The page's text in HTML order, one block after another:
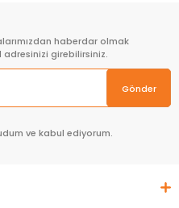
haberdar olmak
girebilirsiniz.
Gönder
ve kabul ediyorum.